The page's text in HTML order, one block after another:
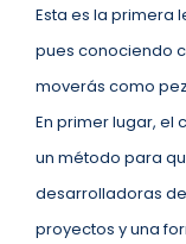
Esta es la primera
pues conociendo
moverás como
En primer lugar, el
un método para
desarrolladoras
proyectos y una